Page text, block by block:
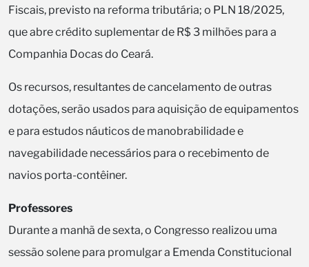
Fiscais, previsto na reforma tributária; o PLN 18/2025,
que abre crédito suplementar de R$ 3 milhões para a
Companhia Docas do Ceará.
Os recursos, resultantes de cancelamento de outras
dotações, serão usados para aquisição de equipamentos
e para estudos náuticos de manobrabilidade e
navegabilidade necessários para o recebimento de
navios porta-contêiner.
Professores
Durante a manhã de sexta, o Congresso realizou uma
sessão solene para promulgar a Emenda Constitucional